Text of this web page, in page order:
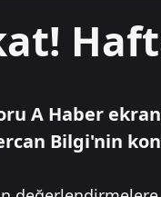
A Haber
Bilgi'nin